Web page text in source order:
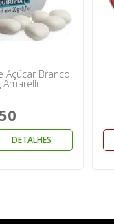
Açúcar Branco
Amarelli
DETALHES